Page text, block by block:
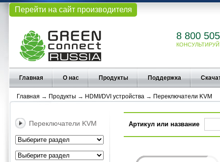
Перейти на сайт производителя
8 800
Главная О нас Продукты Поддержка
Главная → Продукты → HDMI/DVI устройства → Переключатели KVM
Переключатели KVM Артикул или название